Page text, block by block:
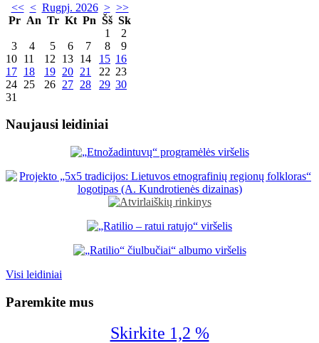
<< < Rugpj. 2026 > >>
Pr An Tr Kt Pn Šš Sk
1
2
3
4 5 6 7 8
9
10 11 12 13 14 15 16
17 18 19 20 21 22 23
24 25 26 27 28 29 30
31
Naujausi leidiniai
Visi leidiniai
Paremkite mus
Skirkite 1,2 %